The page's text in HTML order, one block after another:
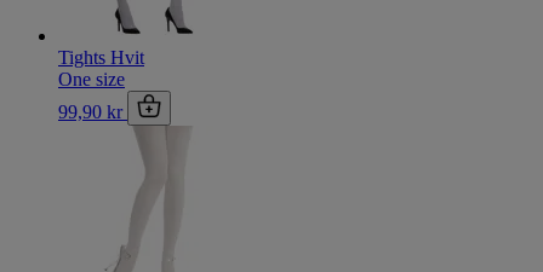
Tights Hvit
One size
99,90 kr